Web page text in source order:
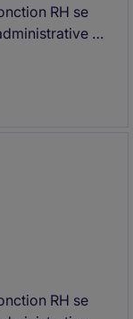
RH se
du
et paie.
RH se